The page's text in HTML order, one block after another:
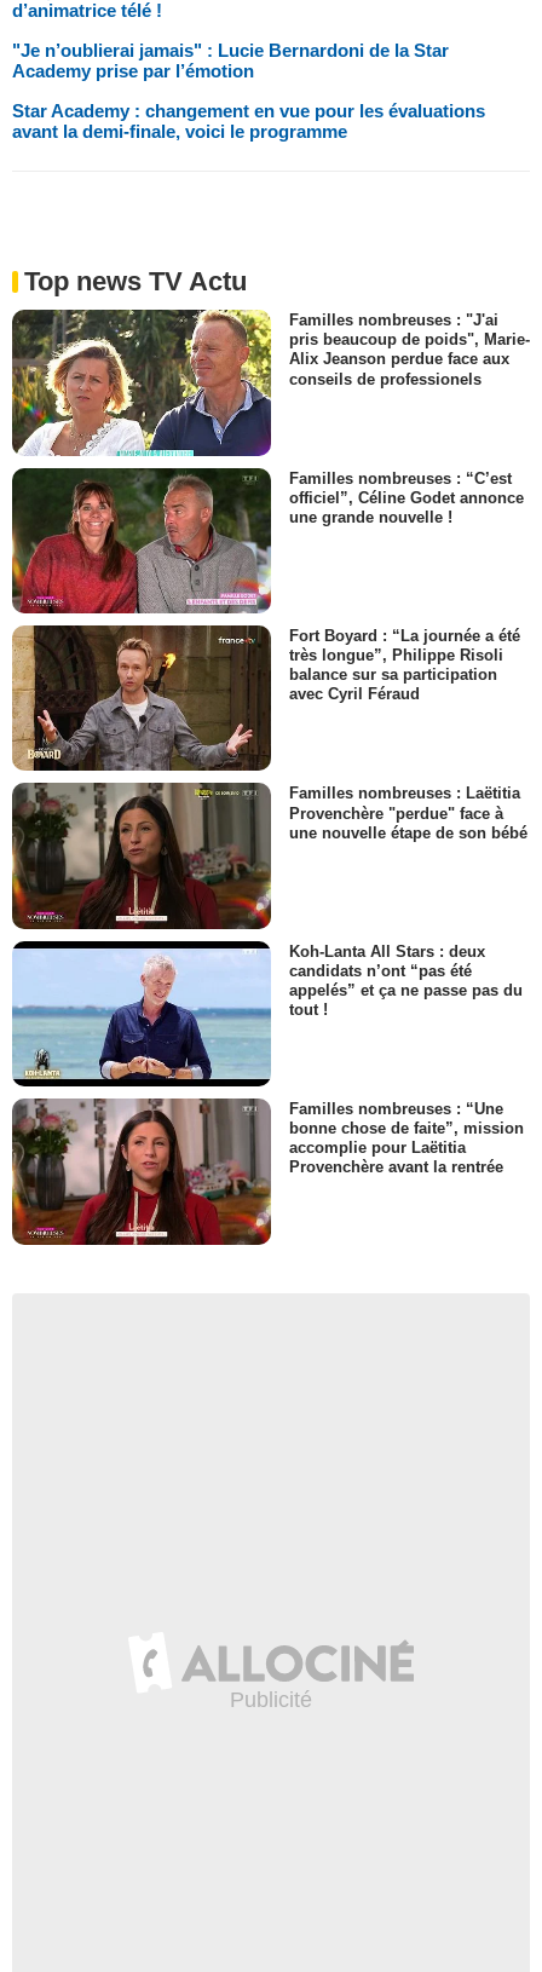
d’animatrice télé !
"Je n’oublierai jamais" : Lucie Bernardoni de la Star
Academy prise par l’émotion
Star Academy : changement en vue pour les évaluations
avant la demi-finale, voici le programme
Top news TV Actu
Familles nombreuses : "J'ai
pris beaucoup de poids", Marie-
Alix Jeanson perdue face aux
conseils de professionels
Familles nombreuses : “C’est
officiel”, Céline Godet annonce
une grande nouvelle !
Fort Boyard : “La journée a été
très longue”, Philippe Risoli
balance sur sa participation
avec Cyril Féraud
Familles nombreuses : Laëtitia
Provenchère "perdue" face à
une nouvelle étape de son bébé
Koh-Lanta All Stars : deux
candidats n’ont “pas été
appelés” et ça ne passe pas du
tout !
Familles nombreuses : “Une
bonne chose de faite”, mission
accomplie pour Laëtitia
Provenchère avant la rentrée